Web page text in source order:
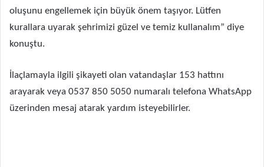
oluşunu engellemek için büyük önem taşıyor. Lütfen
kurallara uyarak şehrimizi güzel ve temiz kullanalım” diye
konuştu.
İlaçlamayla ilgili şikayeti olan vatandaşlar 153 hattını
arayarak veya 0537 850 5050 numaralı telefona WhatsApp
üzerinden mesaj atarak yardım isteyebilirler.